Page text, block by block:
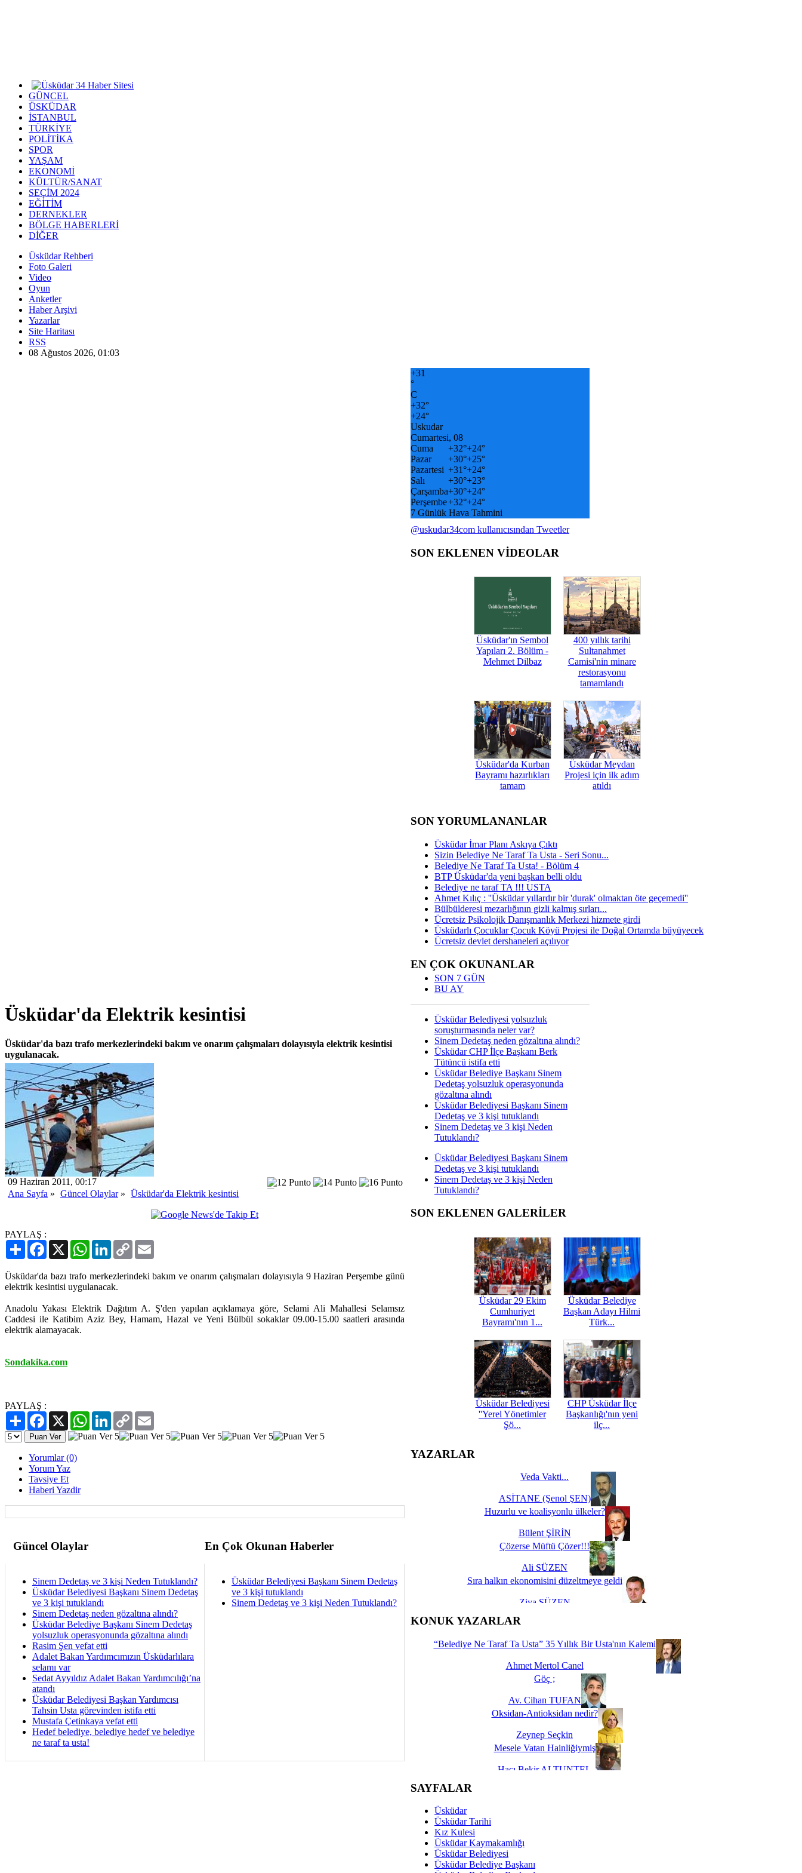
GÜNCEL
ÜSKÜDAR
İSTANBUL
TÜRKİYE
POLİTİKA
SPOR
YAŞAM
EKONOMİ
KÜLTÜR/SANAT
SEÇİM 2024
EĞİTİM
DERNEKLER
BÖLGE HABERLERİ
DİĞER
Üsküdar Rehberi
Foto Galeri
Video
Oyun
Anketler
Haber Arşivi
Yazarlar
Site Haritası
RSS
08 Ağustos 2026, 01:03
Üsküdar'da Elektrik kesintisi
Üsküdar'da bazı trafo merkezlerindeki bakım ve onarım çalışmaları dolayısıyla elektrik kesintisi
uygulanacak.
09 Haziran 2011, 00:17
Ana Sayfa » Güncel Olaylar» Üsküdar'da Elektrik kesintisi
PAYLAŞ :
PaylaşFacebook
X WhatsAppLinkedIn
Copy
Link
Üsküdar'da bazı trafo merkezlerindeki bakım ve onarım çalışmaları dolayısıyla 9 Haziran Perşembe günü
elektrik kesintisi uygulanacak.
Anadolu Yakası Elektrik Dağıtım A. Ş'den yapılan açıklamaya göre, Selami Ali Mahallesi Selamsız
Caddesi ile Katibim Aziz Bey, Hamam, Hazal ve Yeni Bülbül sokaklar 09.00-15.00 saatleri arasında
elektrik alamayacak.
Sondakika.com
PAYLAŞ :
PaylaşFacebook
X WhatsAppLinkedIn
Copy
Link
Yorumlar (0)
Yorum Yaz
Tavsiye Et
Haberi Yazdir
Güncel Olaylar En Çok Okunan Haberler
Sinem Dedetaş ve 3 kişi Neden Tutuklandı?
Üsküdar Belediyesi Başkanı Sinem Dedetaş
ve 3 kişi tutuklandı
Sinem Dedetaş neden gözaltına alındı?
Üsküdar Belediye Başkanı Sinem Dedetaş
yolsuzluk operasyonunda gözaltına alındı
Rasim Şen vefat etti
Adalet Bakan Yardımcımızın Üsküdarlılara
selamı var
Sedat Ayyıldız Adalet Bakan Yardımcılığı’na
atandı
Üsküdar Belediyesi Başkan Yardımcısı
Tahsin Usta görevinden istifa etti
Mustafa Çetinkaya vefat etti
Hedef belediye, belediye hedef ve belediye
ne taraf ta usta!
Üsküdar Belediyesi Başkanı Sinem Dedetaş
ve 3 kişi tutuklandı
Sinem Dedetaş ve 3 kişi Neden Tutuklandı?
+31
°
C
+32°
+24°
Uskudar
Cumartesi, 08
Cuma
+32°+24°
Pazar
+30°+25°
Pazartesi +31°+24°
Salı
+30°+23°
Çarşamba+30°+24°
Perşembe+32°+24°
7 Günlük Hava Tahmini
@uskudar34com kullanıcısından Tweetler
SON EKLENEN VİDEOLAR
Üsküdar'ın Sembol
Yapıları 2. Bölüm -
Mehmet Dilbaz
400 yıllık tarihi
Sultanahmet
Camisi'nin minare
restorasyonu
tamamlandı
Üsküdar'da Kurban
Bayramı hazırlıkları
tamam
Üsküdar Meydan
Projesi için ilk adım
atıldı
SON YORUMLANANLAR
Üsküdar İmar Planı Askıya Çıktı
Sizin Belediye Ne Taraf Ta Usta - Seri Sonu...
Belediye Ne Taraf Ta Usta! - Bölüm 4
BTP Üsküdar'da yeni başkan belli oldu
Belediye ne taraf TA !!! USTA
Ahmet Kılıç : ''Üsküdar yıllardır bir 'durak' olmaktan öte geçemedi''
Bülbülderesi mezarlığının gizli kalmış sırları...
Ücretsiz Psikolojik Danışmanlık Merkezi hizmete girdi
Üsküdarlı Çocuklar Çocuk Köyü Projesi ile Doğal Ortamda büyüyecek
Ücretsiz devlet dershaneleri açılıyor
EN ÇOK OKUNANLAR
SON 7 GÜN
BU AY
Üsküdar Belediyesi yolsuzluk
soruşturmasında neler var?
Sinem Dedetaş neden gözaltına alındı?
Üsküdar CHP İlçe Başkanı Berk
Tütüncü istifa etti
Üsküdar Belediye Başkanı Sinem
Dedetaş yolsuzluk operasyonunda
gözaltına alındı
Üsküdar Belediyesi Başkanı Sinem
Dedetaş ve 3 kişi tutuklandı
Sinem Dedetaş ve 3 kişi Neden
Tutuklandı?
Üsküdar Belediyesi Başkanı Sinem
Dedetaş ve 3 kişi tutuklandı
Sinem Dedetaş ve 3 kişi Neden
Tutuklandı?
SON EKLENEN GALERİLER
Üsküdar 29 Ekim
Cumhuriyet
Bayramı'nın 1...
Üsküdar Belediye
Başkan Adayı Hilmi
Türk...
Üsküdar Belediyesi
''Yerel Yönetimler
Şö...
CHP Üsküdar İlçe
Başkanlığı'nın yeni
ilç...
YAZARLAR
Veda Vakti...
ASİTANE (Şenol ŞEN)
Huzurlu ve koalisyonlu ülkeler?
Bülent ŞİRİN
Çözerse Müftü Çözer!!!
Ali SÜZEN
Sıra halkın ekonomisini düzeltmeye geldi
Ziya SÜZEN
İşte Biz buyuz...
KONUK YAZARLAR
“Belediye Ne Taraf Ta Usta” 35 Yıllık Bir Usta'nın Kalemi
Ahmet Mertol Canel
Göç ;
Av. Cihan TUFAN
Oksidan-Antioksidan nedir?
Zeynep Seçkin
Mesele Vatan Hainliğiymiş
Hacı Bekir ALTUNTEL
Dünya Fani, Ama Kısa Bir Süre De Olsa Burdayız
Savaş ŞENEL
Hukukun Adaleti Kalmadı Üstadım!
SAYFALAR
Üsküdar
Üsküdar Tarihi
Kız Kulesi
Üsküdar Kaymakamlığı
Üsküdar Belediyesi
Üsküdar Belediye Başkanı